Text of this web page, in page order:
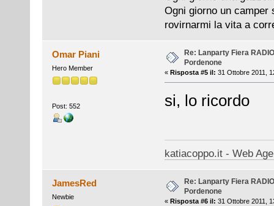
Ogni giorno un
rovirnarmi la vita a
Omar Piani
Hero Member
Post: 552
Re: Lanparty Fiera
Pordenone
« Risposta #5 il: 31 Ottobre 2011,
si, lo ricordo
katiacoppo.it - Web
JamesRed
Newbie
Re: Lanparty Fiera
Pordenone
« Risposta #6 il: 31 Ottobre 2011,